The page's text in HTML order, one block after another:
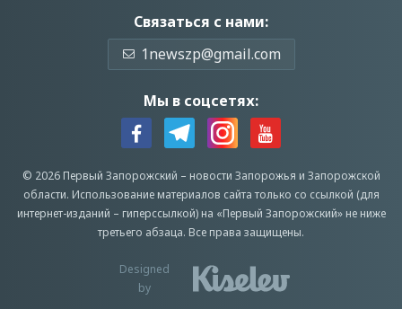
Связаться с нами:
1newszp@gmail.com
Мы в соцсетях:
© 2026 Первый Запорожский – новости Запорожья и Запорожской
области. Использование материалов сайта только со ссылкой (для
интернет-изданий – гиперссылкой) на «Первый Запорожский» не ниже
третьего абзаца. Все права защищены.
Designed
by